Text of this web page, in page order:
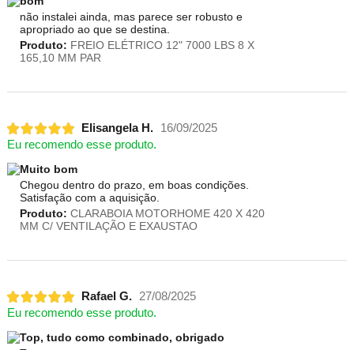
não instalei ainda, mas parece ser robusto e
apropriado ao que se destina.
Produto: FREIO ELÉTRICO 12" 7000 LBS 8 X
165,10 MM PAR
Elisangela H.
16/09/2025
Eu recomendo esse produto.
Muito bom
Chegou dentro do prazo, em boas condições.
Satisfação com a aquisição.
Produto: CLARABOIA MOTORHOME 420 X 420
MM C/ VENTILAÇÃO E EXAUSTAO
Rafael G. 27/08/2025
Eu recomendo esse produto.
Top, tudo como combinado, obrigado